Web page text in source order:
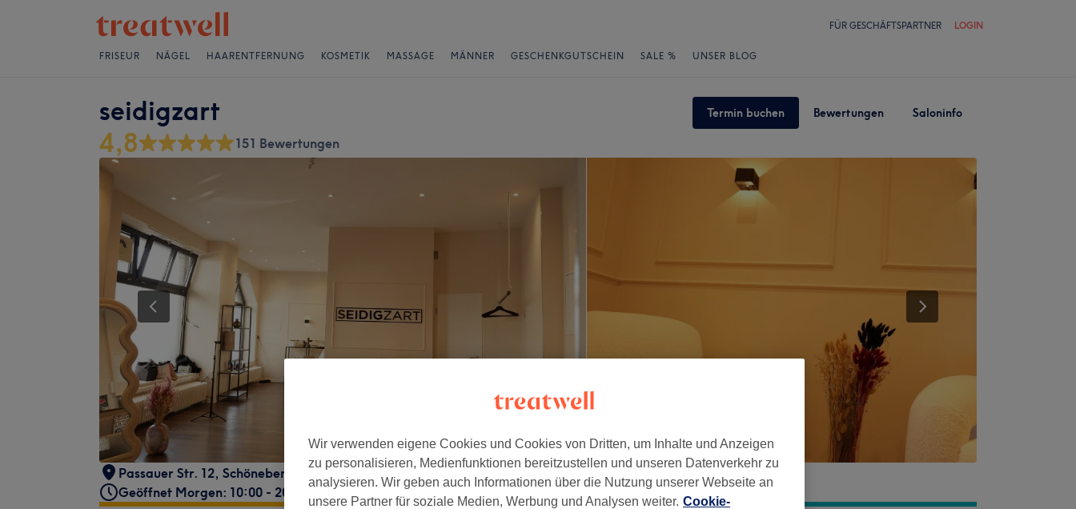
FÜR GESCHÄFTSPARTNER LOGIN
FRISEUR NÄGEL HAARENTFERNUNG KOSMETIK MASSAGE MÄNNER GESCHENKGUTSCHEIN SALE % UNSER BLOG
seidigzart Termin buchen Bewertungen Saloninfo
4,8 151 Bewertungen
Passauer Str. 12, Schöneberg Berlin, 10789
Geöffnet Morgen: 10:00 - 20:00
Wir verwenden eigene Cookies und Cookies von Dritten, um Inhalte und Anzeigen
zu personalisieren, Medienfunktionen bereitzustellen und unseren Datenverkehr zu
analysieren. Wir geben auch Informationen über die Nutzung unserer Webseite an
unsere Partner für soziale Medien, Werbung und Analysen weiter. Cookie-